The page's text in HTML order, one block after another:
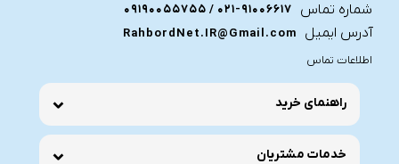
شماره تماس
021-91006617 / 09190055755
آدرس ایمیل
RahbordNet.IR@Gmail.com
اطلاعات تماس
راهنمای خرید
خدمات مشتریان